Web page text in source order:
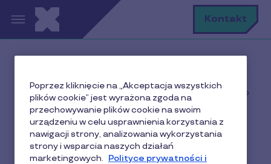
Przejdź do treści Kontakt
Baza wiedzy o motywowaniu i nagradzaniu w
biznesie
Aktualności
Nadmiar obowiązków w pracy - jak wpływa na
pracownika i pracodawcę?
Poprzez kliknięcie na „Akceptacja wszystkich
plików cookie” jest wyrażona zgoda na
przechowywanie plików cookie na swoim
urządzeniu w celu usprawnienia korzystania z
nawigacji strony, analizowania wykorzystania
strony i wsparcia naszych działań
marketingowych. Polityce prywatności i